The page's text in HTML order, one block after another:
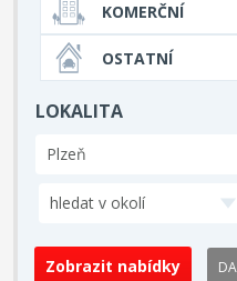
KOMERČNÍ
OSTATNÍ
LOKALITA
hledat v okolí